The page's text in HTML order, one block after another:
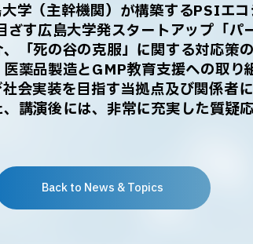
学（主幹機関）が構築するPSIエコ
ざす広島大学発スタートアップ「
「死の谷の克服」に関する対応策
薬品製造とGMP教育支援への取り
会実装を目指す当拠点及び関係者
講演後には、非常に充実した質疑
Back to News & Topics